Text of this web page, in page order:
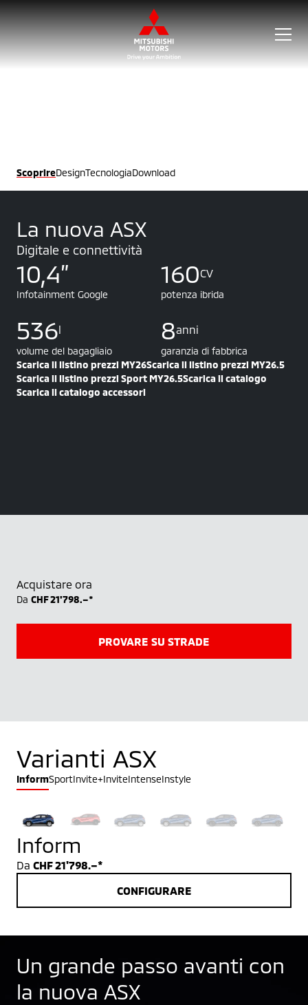
ScoprireDesignTecnologiaDownload
La nuova ASX
Digitale e connettività
10,4”
Infotainment Google
160CV
potenza ibrida
536l
volume del bagagliaio
8anni
garanzia di fabbrica
Scarica il listino prezzi MY26Scarica il listino prezzi MY26.5
Scarica il listino prezzi Sport MY26.5Scarica il catalogo
Scarica il catalogo accessori
Acquistare ora
Da CHF 21'798.–*
PROVARE SU STRADE
Varianti ASX
InformSportInvite+InviteIntenseInstyle
Inform
Da CHF 21'798.–*
CONFIGURARE
Un grande passo avanti con
la nuova ASX